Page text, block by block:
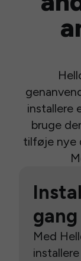
installere
bruge
tilføje nye
gang
Med